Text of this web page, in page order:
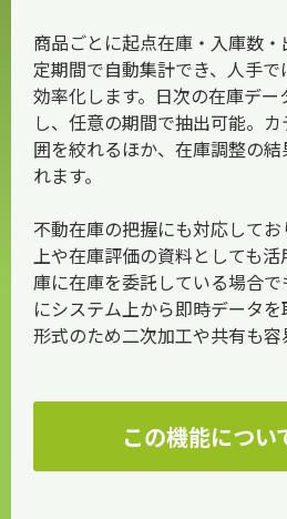
商品ごとに起点在庫・入庫数
定期間で自動集計でき、人手
効率化します。日次の在庫デ
し、任意の期間で抽出可能。
囲を絞れるほか、在庫調整の
れます。
不動在庫の把握にも対応して
上や在庫評価の資料としても
庫に在庫を委託している場合
にシステム上から即時データ
形式のため二次加工や共有も容
この機能につい